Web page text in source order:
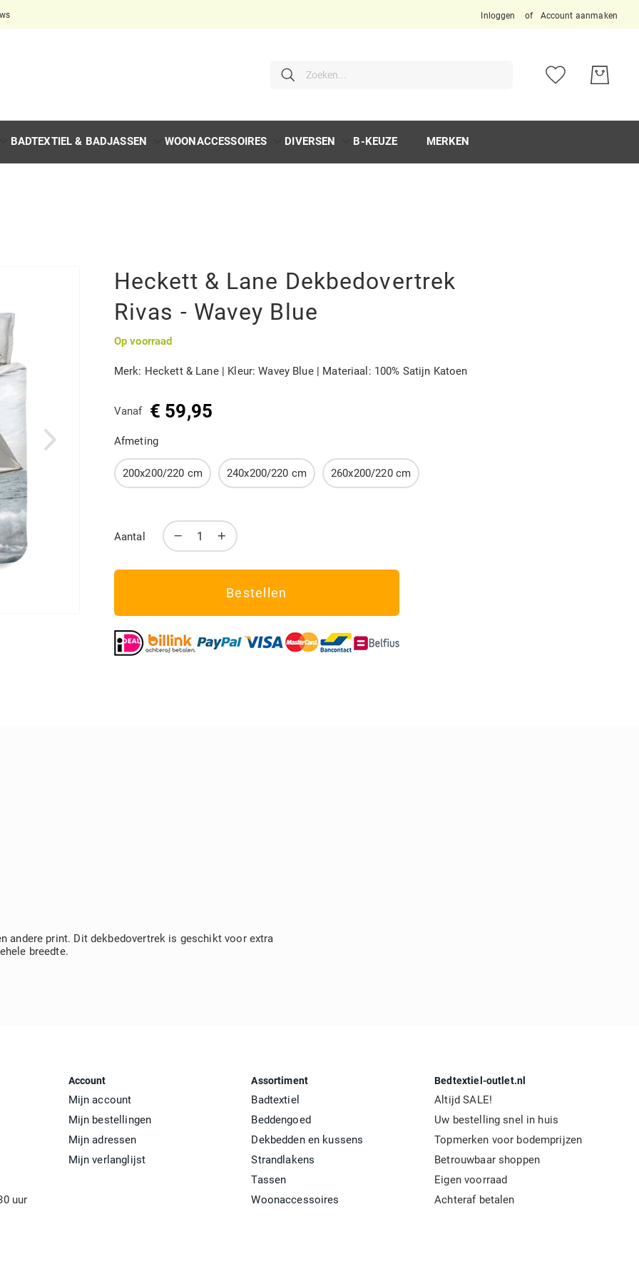
Inloggen Account aanmaken
Zoeken
Zoeken
BADTEXTIEL & BADJASSEN WOONACCESSOIRES DIVERSEN B-KEUZE MERKEN
Heckett & Lane Dekbedovertrek
Rivas - Wavey Blue
Op voorraad
Merk: Heckett & Lane | Kleur: Wavey Blue | Materiaal: 100% Satijn Katoen
Vanaf € 59,95
Afmeting
200x200/220 cm 240x200/220 cm 260x200/220 cm
Aantal
Bestellen
andere print. Dit dekbedovertrek is geschikt voor extra
breedte.
uur
Account
Mijn account
Mijn bestellingen
Mijn adressen
Mijn verlanglijst
Assortiment
Badtextiel
Beddengoed
Dekbedden en kussens
Strandlakens
Tassen
Woonaccessoires
Bedtextiel-outlet.nl
Altijd SALE!
Uw bestelling snel in huis
Topmerken voor bodemprijzen
Betrouwbaar shoppen
Eigen voorraad
Achteraf betalen